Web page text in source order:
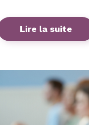
Lire la suite